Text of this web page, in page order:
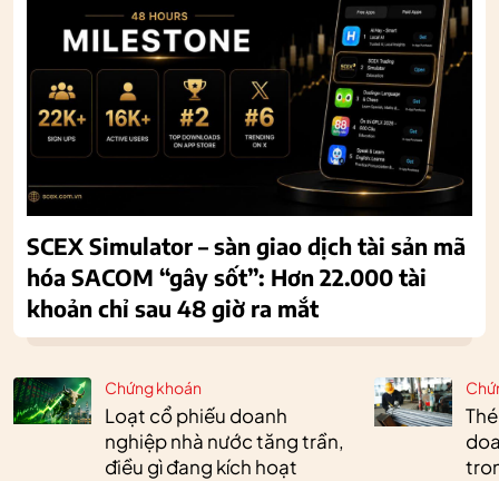
Chứng khoán
Loạt cổ phiếu doanh
nghiệp nhà nước tăng trần,
điều gì đang kích hoạt
SCEX Simulator – sàn giao dịch tài sản mã
hóa SACOM “gây sốt”: Hơn 22.000 tài
khoản chỉ sau 48 giờ ra mắt